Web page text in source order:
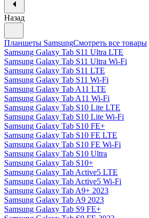
Назад
Планшеты SamsungСмотреть все товары
Samsung Galaxy Tab S11 Ultra LTE
Samsung Galaxy Tab S11 Ultra Wi-Fi
Samsung Galaxy Tab S11 LTE
Samsung Galaxy Tab S11 Wi-Fi
Samsung Galaxy Tab A11 LTE
Samsung Galaxy Tab A11 Wi-Fi
Samsung Galaxy Tab S10 Lite LTE
Samsung Galaxy Tab S10 Lite Wi-Fi
Samsung Galaxy Tab S10 FE+
Samsung Galaxy Tab S10 FE LTE
Samsung Galaxy Tab S10 FE Wi-Fi
Samsung Galaxy Tab S10 Ultra
Samsung Galaxy Tab S10+
Samsung Galaxy Tab Active5 LTE
Samsung Galaxy Tab Active5 Wi-Fi
Samsung Galaxy Tab A9+ 2023
Samsung Galaxy Tab A9 2023
Samsung Galaxy Tab S9 FE+